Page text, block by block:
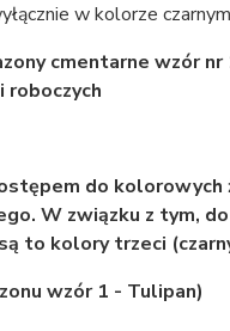
w kolorze
cmentarne wzór
roboczych
do
W związku z tym,
to kolory trzeci
wzór 1 - Tulipan)